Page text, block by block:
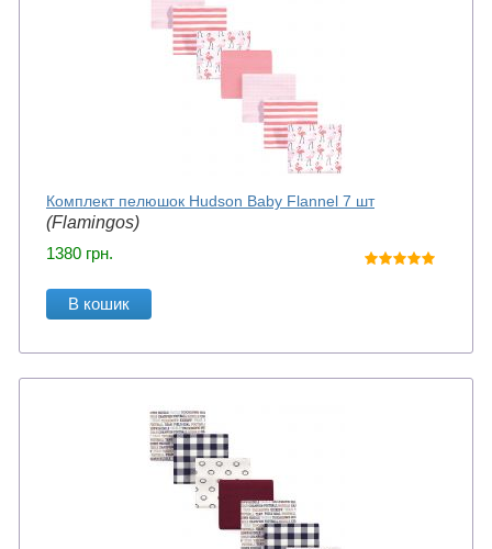
Комплект пелюшок Hudson Baby Flannel 7 шт
(Flamingos)
1380 грн.
В кошик